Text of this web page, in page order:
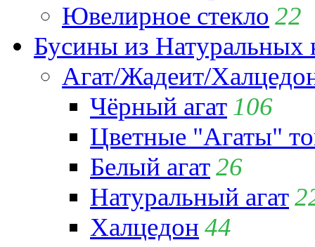
Ювелирное стекло 22
Бусины из Натуральных
Агат/Жадеит/
Чёрный агат 106
Цветные "Агаты"
Белый агат26
Натуральный агат
Халцедон 44